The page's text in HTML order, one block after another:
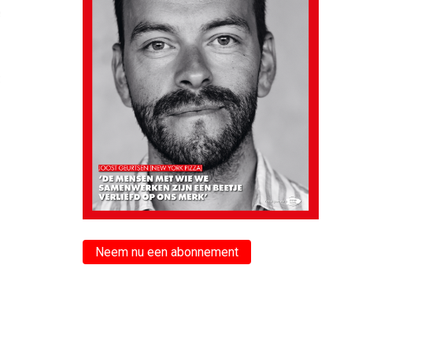
Neem nu een abonnement